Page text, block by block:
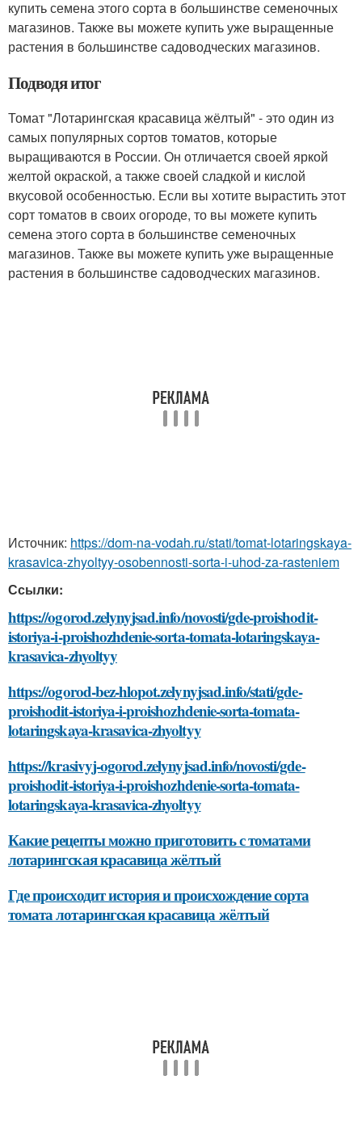
купить семена этого сорта в большинстве семеночных
магазинов. Также вы можете купить уже выращенные
растения в большинстве садоводческих магазинов.
Подводя итог
Томат "Лотарингская красавица жёлтый" - это один из
самых популярных сортов томатов, которые
выращиваются в России. Он отличается своей яркой
желтой окраской, а также своей сладкой и кислой
вкусовой особенностью. Если вы хотите вырастить этот
сорт томатов в своих огороде, то вы можете купить
семена этого сорта в большинстве семеночных
магазинов. Также вы можете купить уже выращенные
растения в большинстве садоводческих магазинов.
Источник: https://dom-na-vodah.ru/stati/tomat-lotaringskaya-
krasavica-zhyoltyy-osobennosti-sorta-i-uhod-za-rasteniem
Ссылки:
https://ogorod.zelynyjsad.info/novosti/gde-proishodit-
istoriya-i-proishozhdenie-sorta-tomata-lotaringskaya-
krasavica-zhyoltyy
https://ogorod-bez-hlopot.zelynyjsad.info/stati/gde-
proishodit-istoriya-i-proishozhdenie-sorta-tomata-
lotaringskaya-krasavica-zhyoltyy
https://krasivyj-ogorod.zelynyjsad.info/novosti/gde-
proishodit-istoriya-i-proishozhdenie-sorta-tomata-
lotaringskaya-krasavica-zhyoltyy
Какие рецепты можно приготовить с томатами
лотарингская красавица жёлтый
Где происходит история и происхождение сорта
томата лотарингская красавица жёлтый